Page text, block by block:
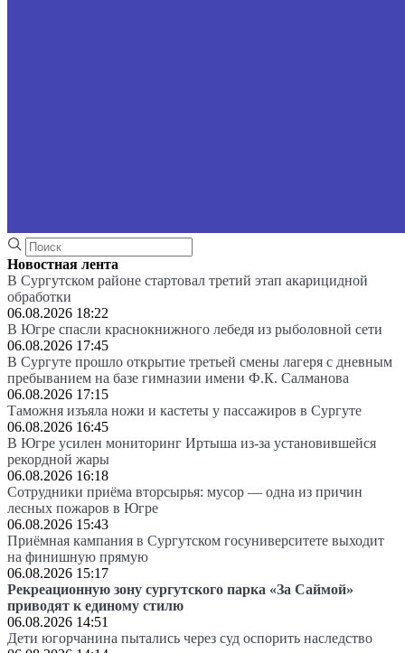
Новостная лента
В Сургутском районе стартовал третий этап акарицидной
обработки
06.08.2026 18:22
В Югре спасли краснокнижного лебедя из рыболовной сети
06.08.2026 17:45
В Сургуте прошло открытие третьей смены лагеря с дневным
пребыванием на базе гимназии имени Ф.К. Салманова
06.08.2026 17:15
Таможня изъяла ножи и кастеты у пассажиров в Сургуте
06.08.2026 16:45
В Югре усилен мониторинг Иртыша из-за установившейся
рекордной жары
06.08.2026 16:18
Сотрудники приёма вторсырья: мусор — одна из причин
лесных пожаров в Югре
06.08.2026 15:43
Приёмная кампания в Сургутском госуниверситете выходит
на финишную прямую
06.08.2026 15:17
Рекреационную зону сургутского парка «За Саймой»
приводят к единому стилю
06.08.2026 14:51
Дети югорчанина пытались через суд оспорить наследство